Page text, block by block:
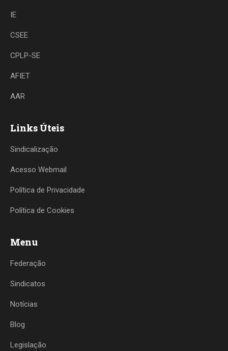
IE
CSEE
CPLP-SE
AFIET
AAR
Links Úteis
Sindicalização
Acesso Webmail
Política de Privacidade
Política de Cookies
Menu
Federação
Sindicatos
Notícias
Blog
Legislação